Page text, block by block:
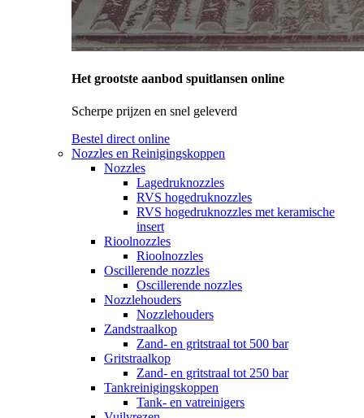
Het grootste aanbod spuitlansen online
Scherpe prijzen en snel geleverd
Bestel direct online
Nozzles en Reinigingskoppen
Nozzles
Lagedruknozzles
RVS hogedruknozzles
RVS hogedruknozzles met keramische
insert
Rioolnozzles
Rioolnozzles
Oscillerende nozzles
Oscillerende nozzles
Nozzlehouders
Nozzlehouders
Zandstraalkop
Zand- en gritstraal tot 500 bar
Gritstraalkop
Zand- en gritstraal tot 250 bar
Tankreinigingskoppen
Tank- en vatreinigers